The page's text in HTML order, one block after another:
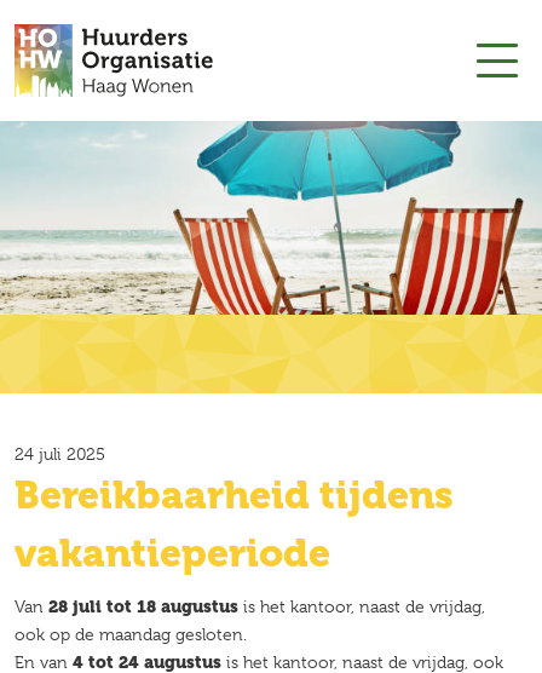
24 juli 2025
Bereikbaarheid tijdens
vakantieperiode
Van 28 juli tot 18 augustus is het kantoor, naast de vrijdag,
ook op de maandag gesloten.
En van 4 tot 24 augustus is het kantoor, naast de vrijdag, ook